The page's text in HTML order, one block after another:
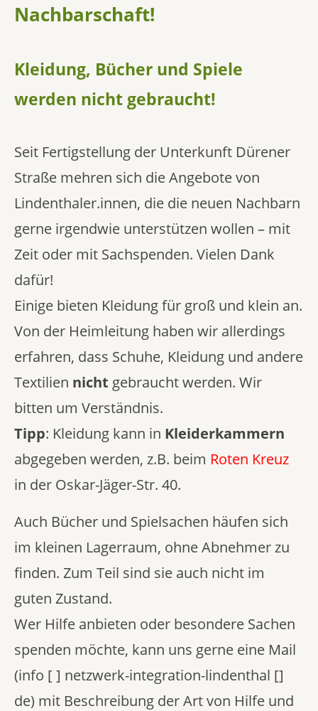
Nachbarschaft!
Kleidung, Bücher und Spiele
werden nicht gebraucht!
Seit Fertigstellung der Unterkunft Dürener
Straße mehren sich die Angebote von
Lindenthaler.innen, die die neuen Nachbarn
gerne irgendwie unterstützen wollen – mit
Zeit oder mit Sachspenden. Vielen Dank
dafür!
Einige bieten Kleidung für groß und klein an.
Von der Heimleitung haben wir allerdings
erfahren, dass Schuhe, Kleidung und andere
Textilien nicht gebraucht werden. Wir
bitten um Verständnis.
Tipp: Kleidung kann in Kleiderkammern
abgegeben werden, z.B. beim Roten Kreuz
in der Oskar-Jäger-Str. 40.
Auch Bücher und Spielsachen häufen sich
im kleinen Lagerraum, ohne Abnehmer zu
finden. Zum Teil sind sie auch nicht im
guten Zustand.
Wer Hilfe anbieten oder besondere Sachen
spenden möchte, kann uns gerne eine Mail
(info [ ] netzwerk-integration-lindenthal []
de) mit Beschreibung der Art von Hilfe und